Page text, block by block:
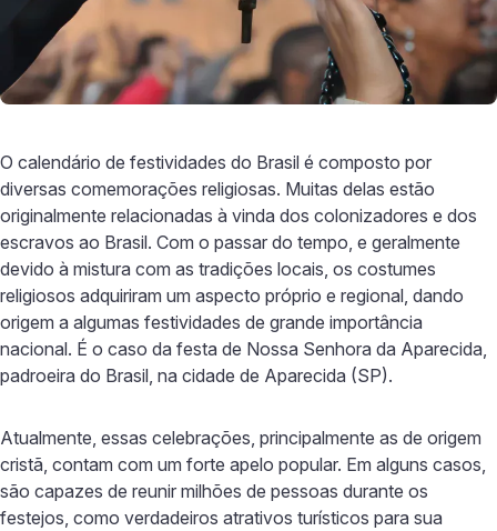
O calendário de festividades do Brasil é composto por
diversas comemorações religiosas. Muitas delas estão
originalmente relacionadas à vinda dos colonizadores e dos
escravos ao Brasil. Com o passar do tempo, e geralmente
devido à mistura com as tradições locais, os costumes
religiosos adquiriram um aspecto próprio e regional, dando
origem a algumas festividades de grande importância
nacional. É o caso da festa de Nossa Senhora da Aparecida,
padroeira do Brasil, na cidade de Aparecida (SP).
Atualmente, essas celebrações, principalmente as de origem
cristã, contam com um forte apelo popular. Em alguns casos,
são capazes de reunir milhões de pessoas durante os
festejos, como verdadeiros atrativos turísticos para sua